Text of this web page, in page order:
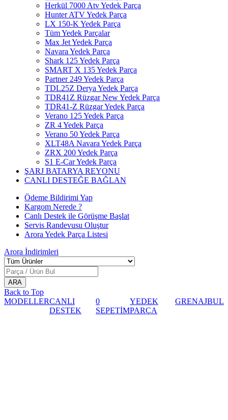
Herkül 7000 Atv Yedek Parça
Hunter ATV Yedek Parça
LX 150-K Yedek Parça
Tüm Yedek Parçalar
Max Jet Yedek Parça
Navara Yedek Parça
Shark 125 Yedek Parça
SMART X 135 Yedek Parça
Partner 249 Yedek Parça
TDL25Z Derya Yedek Parça
TDR41Z Rüzgar New Yedek Parça
TDR41-Z Rüzgar Yedek Parça
Verano 125 Yedek Parça
ZR 4 Yedek Parça
Verano 50 Yedek Parça
XLT48A Navara Yedek Parça
ZRX 200 Yedek Parça
S1 E-Car Yedek Parça
ŞARJ BATARYA REYONU
CANLI DESTEĞE BAĞLAN
Ödeme Bildirimi Yap
Kargom Nerede ?
Canlı Destek ile Görüşme Başlat
Servis Randevusu Oluştur
Arora Yedek Parça Listesi
Arora İndirimleri
Back to Top
MODELLERCANLI
DESTEK
0
SEPETİM
YEDEK
PARÇA
GRENAJBUL